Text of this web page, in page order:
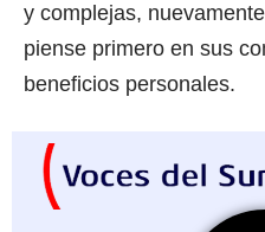
y complejas,
piense primero en sus
beneficios personales.